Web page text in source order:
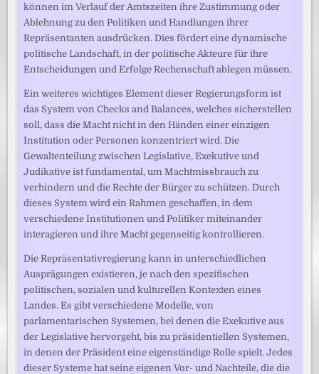
können im Verlauf der Amtszeiten ihre Zustimmung oder
Ablehnung zu den Politiken und Handlungen ihrer
Repräsentanten ausdrücken. Dies fördert eine dynamische
politische Landschaft, in der politische Akteure für ihre
Entscheidungen und Erfolge Rechenschaft ablegen müssen.
Ein weiteres wichtiges Element dieser Regierungsform ist
das System von Checks and Balances, welches sicherstellen
soll, dass die Macht nicht in den Händen einer einzigen
Institution oder Personen konzentriert wird. Die
Gewaltenteilung zwischen Legislative, Exekutive und
Judikative ist fundamental, um Machtmissbrauch zu
verhindern und die Rechte der Bürger zu schützen. Durch
dieses System wird ein Rahmen geschaffen, in dem
verschiedene Institutionen und Politiker miteinander
interagieren und ihre Macht gegenseitig kontrollieren.
Die Repräsentativregierung kann in unterschiedlichen
Ausprägungen existieren, je nach den spezifischen
politischen, sozialen und kulturellen Kontexten eines
Landes. Es gibt verschiedene Modelle, von
parlamentarischen Systemen, bei denen die Exekutive aus
der Legislative hervorgeht, bis zu präsidentiellen Systemen,
in denen der Präsident eine eigenständige Rolle spielt. Jedes
dieser Systeme hat seine eigenen Vor- und Nachteile, die die